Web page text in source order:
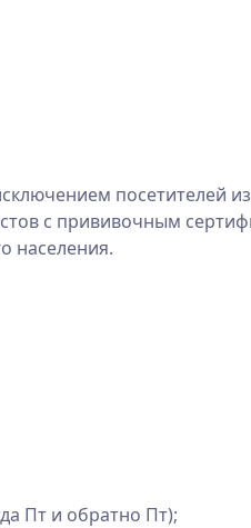
посетителей
с прививочным
населения.
Пт и обратно Пт);